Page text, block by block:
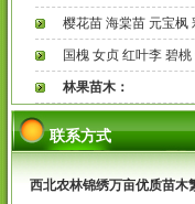
樱花苗 海棠苗 元宝枫
国槐 女贞 红叶李 碧
林果苗木：
联系方式
西北农林锦绣万亩优质苗木